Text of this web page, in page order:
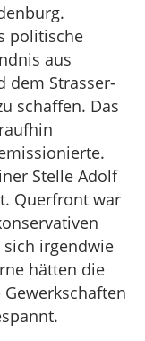
politische
aus
dem Strasser-
schaffen. Das
Stelle Adolf
Querfront war
sich irgendwie
hätten die